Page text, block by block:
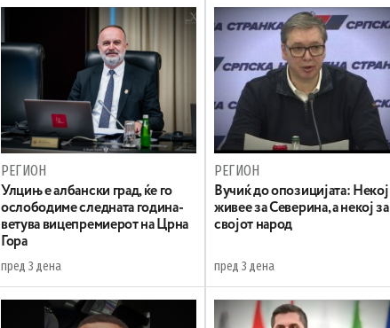
РЕГИОН
Улцињ е албански град, ќе го
ослободиме следната година-
ветува вицепремиерот на Црна
Гора
пред 3 дена
РЕГИОН
Вучиќ до опозицијата: Некој
живее за Северина, а некој за
својот народ
пред 3 дена